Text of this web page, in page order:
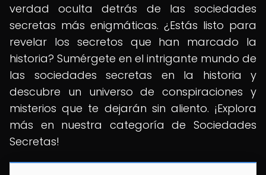
verdad oculta detrás de las sociedades
secretas más enigmáticas. ¿Estás listo para
revelar los secretos que han marcado la
historia? Sumérgete en el intrigante mundo de
las sociedades secretas en la historia y
descubre un universo de conspiraciones y
misterios que te dejarán sin aliento. ¡Explora
más en nuestra categoría de Sociedades
Secretas!